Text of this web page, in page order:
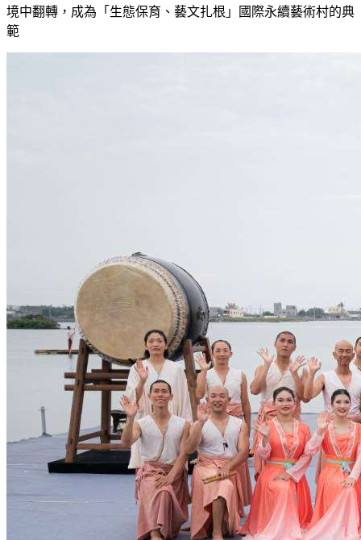
境中翻轉，成為「生態保育、藝文扎根」國際永續藝術村的典
範